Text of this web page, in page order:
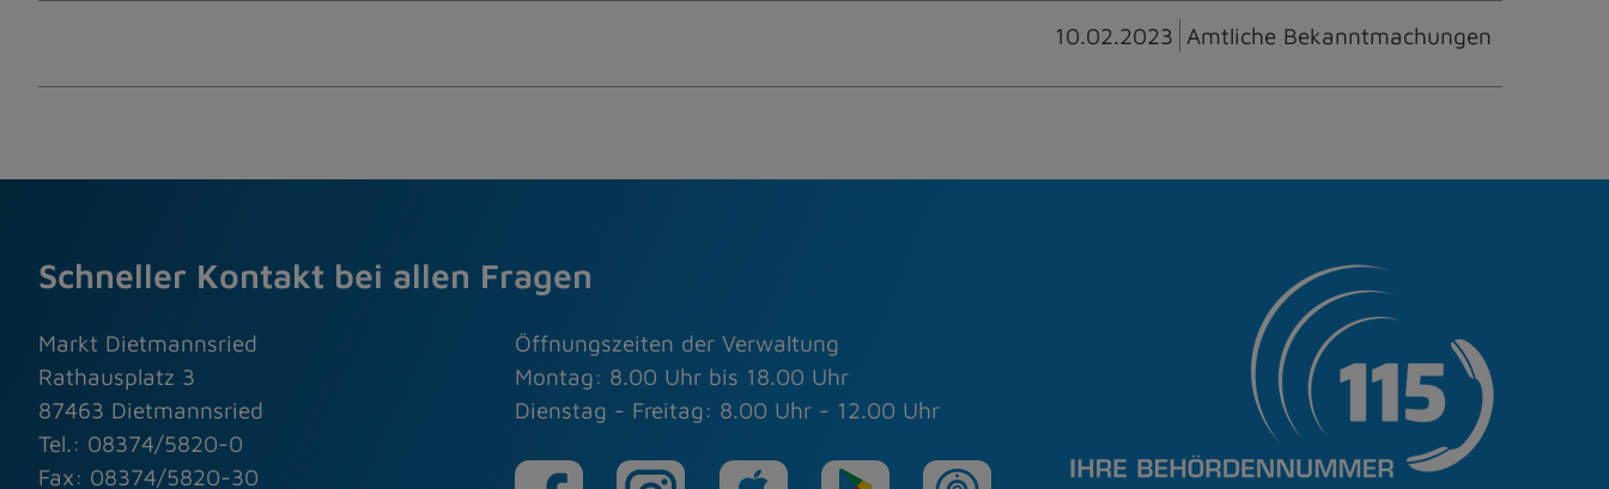
10.02.2023 Amtliche Bekanntmachungen
Schneller Kontakt bei allen Fragen
Markt Dietmannsried
Rathausplatz 3
87463 Dietmannsried
Tel.: 08374/5820-0
Fax: 08374/5820-30
Öffnungszeiten der Verwaltung
Montag: 8.00 Uhr bis 18.00 Uhr
Dienstag - Freitag: 8.00 Uhr - 12.00 Uhr